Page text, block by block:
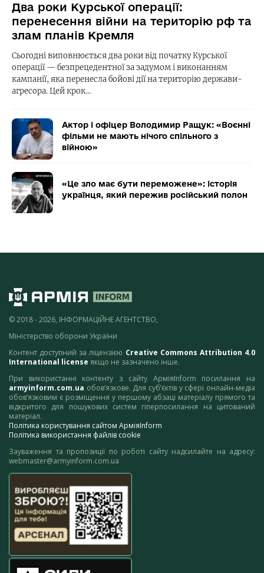
Два роки Курської операції:
перенесення війни на територію рф та
злам планів Кремля
Сьогодні виповнюється два роки від початку Курської
операції — безпрецедентної за задумом і виконанням
кампанії, яка перенесла бойові дії на територію держави-
агресора. Цей крок…
Актор і офіцер Володимир Ращук: «Воєнні
фільми не мають нічого спільного з
війною»
«Це зло має бути переможене»: історія
українця, який пережив російський полон
© 2018 - 2026, ІНФОРМАЦІЙНЕ АГЕНТСТВО,
Міністерство оборони України
Контент доступний за ліцензією Creative Commons Attribution 4.0
International license якщо не зазначено інше.
При використанні контенту з сайту АрміяInform посилання на
armyinform.com.ua обов’язкове. Для суб’єктів у сфері онлайн-медіа
обов’язковим є розміщення у першому абзаці матеріалу прямого та
відкритого для пошукових систем гіперпосилання на цитований
матеріал.
Політика користування сайтом АрміяInform
Політика використання файлів cookie
Зауваження та пропозиції по роботі сайту надсилайте на адресу:
webmaster@armyinform.com.ua